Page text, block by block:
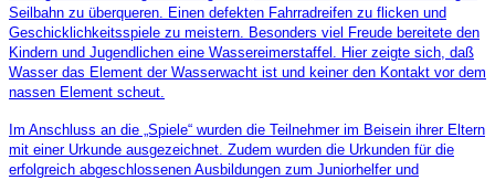
Seilbahn zu überqueren. Einen defekten Fahrradreifen zu flicken und
Geschicklichkeitsspiele zu meistern. Besonders viel Freude bereitete den
Kindern und Jugendlichen eine Wassereimerstaffel. Hier zeigte sich, daß
Wasser das Element der Wasserwacht ist und keiner den Kontakt vor dem
nassen Element scheut.
Im Anschluss an die „Spiele“ wurden die Teilnehmer im Beisein ihrer Eltern
mit einer Urkunde ausgezeichnet. Zudem wurden die Urkunden für die
erfolgreich abgeschlossenen Ausbildungen zum Juniorhelfer und